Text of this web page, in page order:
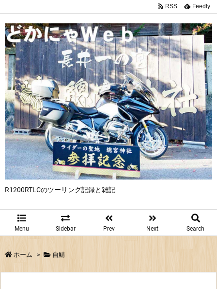
R1200RTLCのツーリング記録と雑記
Menu Sidebar Prev Next Search
RSS Feedly
ホーム > 自鯖